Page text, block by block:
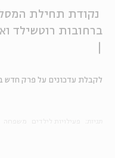
ברחובות רוטשילד
לקבלת עדכונים על פרק חדש